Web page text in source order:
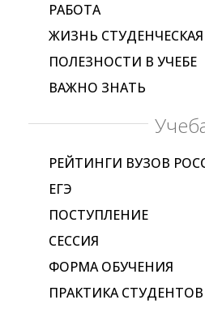
РАБОТА
ЖИЗНЬ СТУДЕНЧЕСКАЯ
ПОЛЕЗНОСТИ В УЧЕБЕ
ВАЖНО ЗНАТЬ
РЕЙТИНГИ ВУЗОВ
ЕГЭ
ПОСТУПЛЕНИЕ
СЕССИЯ
ФОРМА ОБУЧЕНИЯ
ПРАКТИКА СТУДЕНТОВ